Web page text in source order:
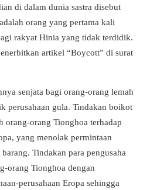
di dalam dunia sastra disebut
orang yang pertama kali
rakyat Hinia yang tidak terdidik.
artikel “Boycott” di surat
senjata bagi orang-orang lemah
perusahaan gula. Tindakan boikot
orang-orang Tionghoa terhadap
yang menolak permintaan
Tindakan para pengusaha
orang Tionghoa dengan
perusahaan Eropa sehingga